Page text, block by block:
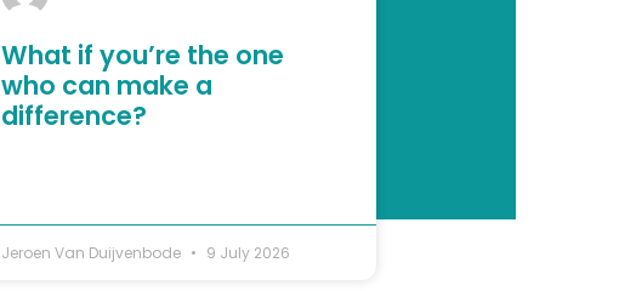
What if you’re the one
who can make a
difference?
Jeroen Van Duijvenbode 9 July 2026